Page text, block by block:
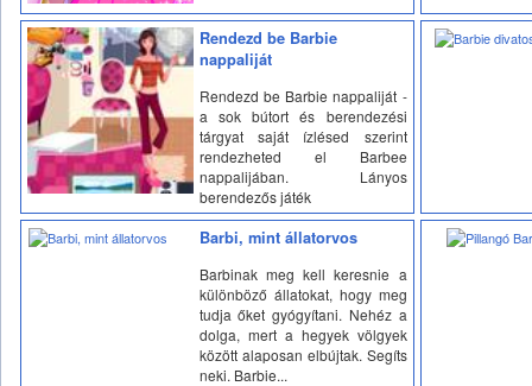
Rendezd be Barbie
nappaliját
Rendezd be Barbie nappaliját -
a sok bútort és berendezési
tárgyat saját ízlésed szerint
rendezheted el Barbee
nappalijában. Lányos
berendezős játék
Barbi, mint állatorvos
Barbinak meg kell keresnie a
különböző állatokat, hogy meg
tudja őket gyógyítani. Nehéz a
dolga, mert a hegyek völgyek
között alaposan elbújtak. Segíts
neki. Barbie...